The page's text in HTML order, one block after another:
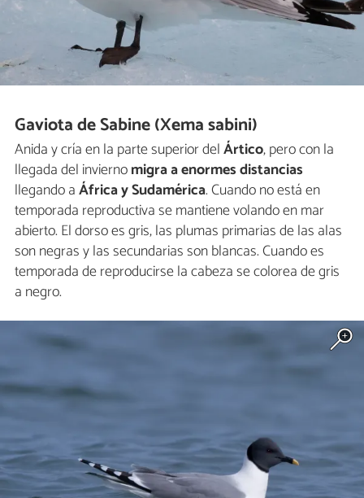
Gaviota de Sabine (Xema sabini)
Anida y cría en la parte superior delÁrtico, pero con la
llegada del inviernomigra a enormes distancias
llegando aÁfrica y Sudamérica. Cuando no está en
temporada reproductiva se mantiene volando en mar
abierto. El dorso es gris, las plumas primarias de las alas
son negras y las secundarias son blancas. Cuando es
temporada de reproducirse la cabeza se colorea de gris
a negro.